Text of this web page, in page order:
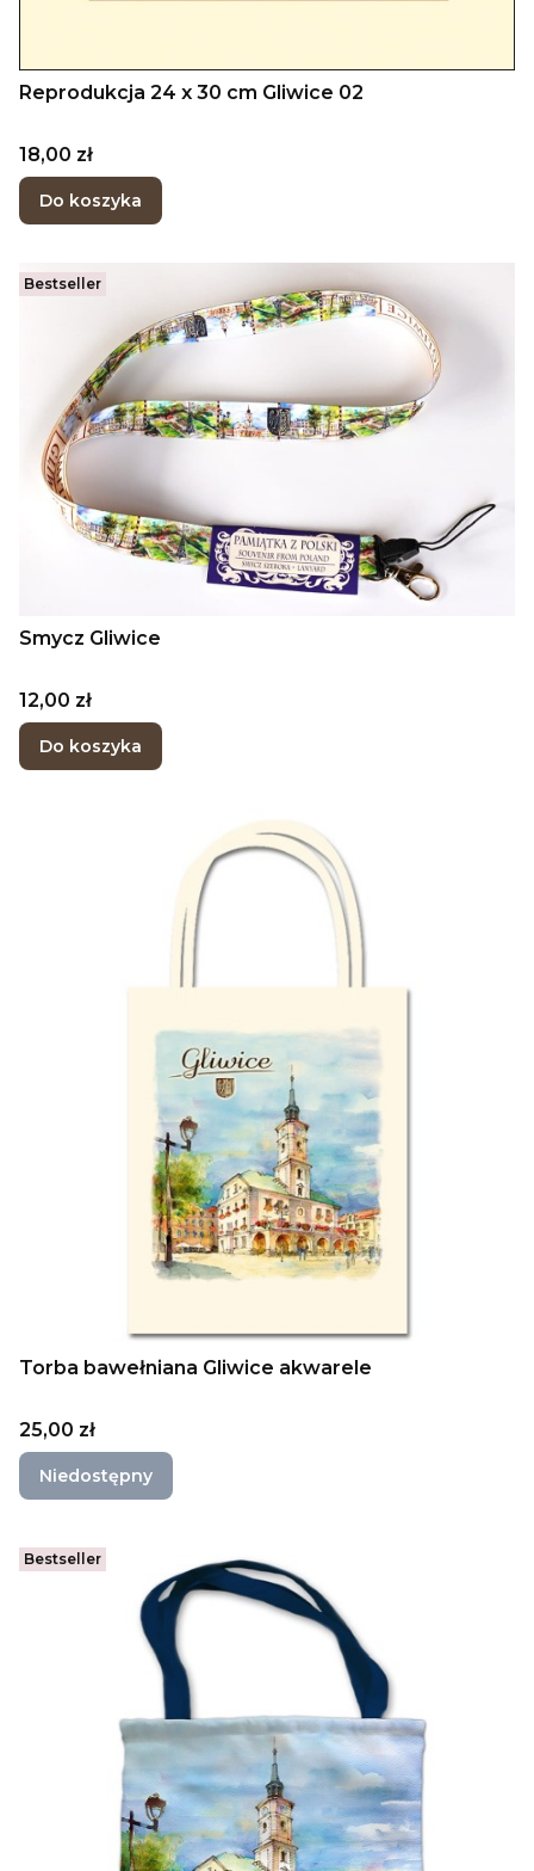
Reprodukcja 24 x 30 cm Gliwice 02
Cena
18,00 zł
Do koszyka
Bestseller
Smycz Gliwice
Cena
12,00 zł
Do koszyka
Torba bawełniana Gliwice akwarele
Cena
25,00 zł
Niedostępny
Bestseller